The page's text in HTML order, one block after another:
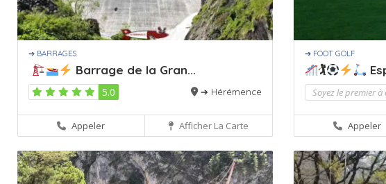
➔ BARRAGES
Barrage de la Gran...
5.0 ➔ Hérémence
Appeler Afficher La Carte
➔ FOOT GOLF
🏌
Soyez le premier à
Appeler